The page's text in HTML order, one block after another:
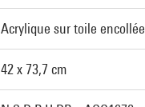
Acrylique sur toile encollée
42 x 73,7 cm